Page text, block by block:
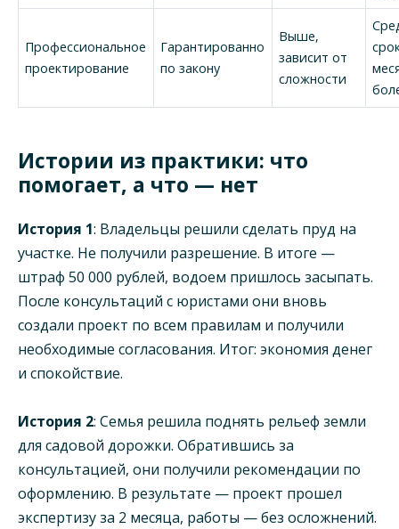
Профессиональное
проектирование
Гарантированно
по закону
Выше,
зависит от
сложности
Истории из практики: что
помогает, а что — нет
История 1: Владельцы решили сделать пруд на
участке. Не получили разрешение. В итоге —
штраф 50 000 рублей, водоем пришлось засыпать.
После консультаций с юристами они вновь
создали проект по всем правилам и получили
необходимые согласования. Итог: экономия денег
и спокойствие.
История 2: Семья решила поднять рельеф земли
для садовой дорожки. Обратившись за
консультацией, они получили рекомендации по
оформлению. В результате — проект прошел
экспертизу за 2 месяца, работы — без осложнений.